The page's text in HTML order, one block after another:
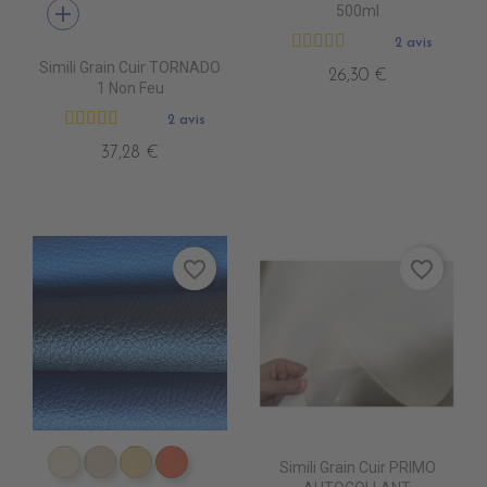
add
Simili Grain Cuir TORNADO
1 Non Feu
2 avis
37,28 €
500ml
2 avis
26,30 €
EN4010 IVOIRE
EN4020 BEIGE
EN4040 SIENNE
EN4060 ORANGE
favorite_border
Simili Grain Cuir PRIMO
favorite_border